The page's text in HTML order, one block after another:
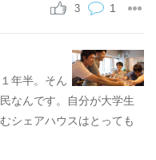
1
3
年半。そん
なんです。自分が大学生
シェアハウスはとっても